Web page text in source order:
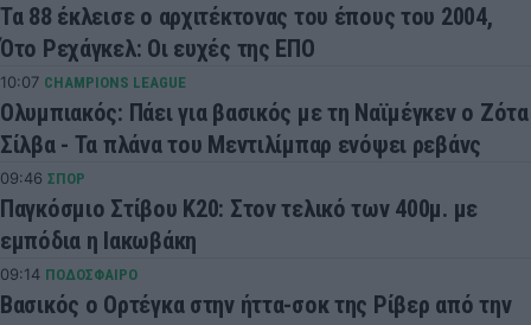
Τα 88 έκλεισε ο αρχιτέκτονας του έπους του 2004,
Ότο Ρεχάγκελ: Οι ευχές της ΕΠΟ
10:07 CHAMPIONS LEAGUE
Ολυμπιακός: Πάει για βασικός με τη Ναϊμέγκεν ο Ζότα
Σίλβα - Τα πλάνα του Μεντιλίμπαρ ενόψει ρεβάνς
09:46 ΣΠΟΡ
Παγκόσμιο Στίβου Κ20: Στον τελικό των 400μ. με
εμπόδια η Ιακωβάκη
09:14 ΠΟΔΟΣΦΑΙΡΟ
Βασικός ο Ορτέγκα στην ήττα-σοκ της Ρίβερ από την